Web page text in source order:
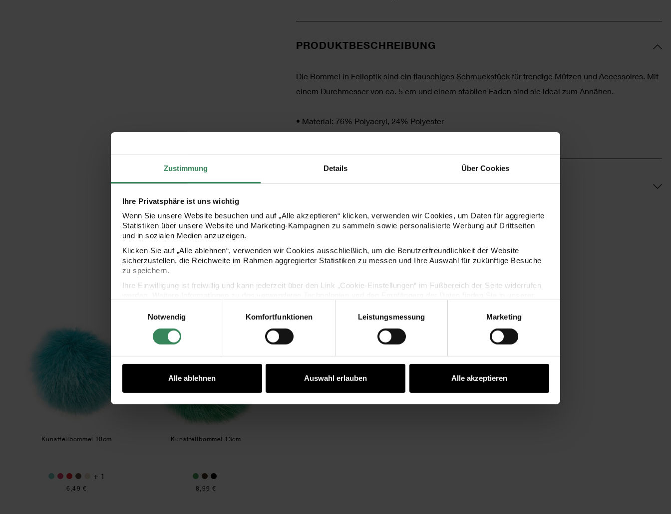
Zustimmung Details Über Cookies
Ihre Privatsphäre ist uns wichtig
Wenn Sie unsere Website besuchen und auf „Alle akzeptieren“ klicken, verwenden wir Cookies, um Daten für aggregierte
Statistiken über unsere Website und Marketing-Kampagnen zu sammeln sowie personalisierte Werbung auf Drittseiten
und in sozialen Medien anzuzeigen.
Klicken Sie auf „Alle ablehnen“, verwenden wir Cookies ausschließlich, um die Benutzerfreundlichkeit der Website
sicherzustellen, die Reichweite im Rahmen aggregierter Statistiken zu messen und Ihre Auswahl für zukünftige Besuche
zu speichern.
Ihre Einwilligung ist freiwillig und kann jederzeit über den Link „Cookie-Einstellungen“ im Fußbereich der Seite widerrufen
Impressum
Datenschutz Vertrag widerrufen
Notwendig
Komfortfunktionen Leistungsmessung Marketing
Alle ablehnen Auswahl erlauben Alle akzeptieren
PRODUKTBESCHREIBUNG
Die Bommel in Felloptik sind ein flauschiges Schmuckstück für trendige Mützen und Accessoires. Mit
einem Durchmesser von ca. 5 cm und einem stabilen Faden sind sie ideal zum Annähen.
• Material: 76% Polyacryl, 24% Polyester
HERSTELLER
KAUFEMPFEHLUNG
Kunstfellbommel 10cm
Kunstfellbommel 10cm
+ 1
6,49 €
Kunstfellbommel 13cm
Kunstfellbommel 13cm
8,99 €